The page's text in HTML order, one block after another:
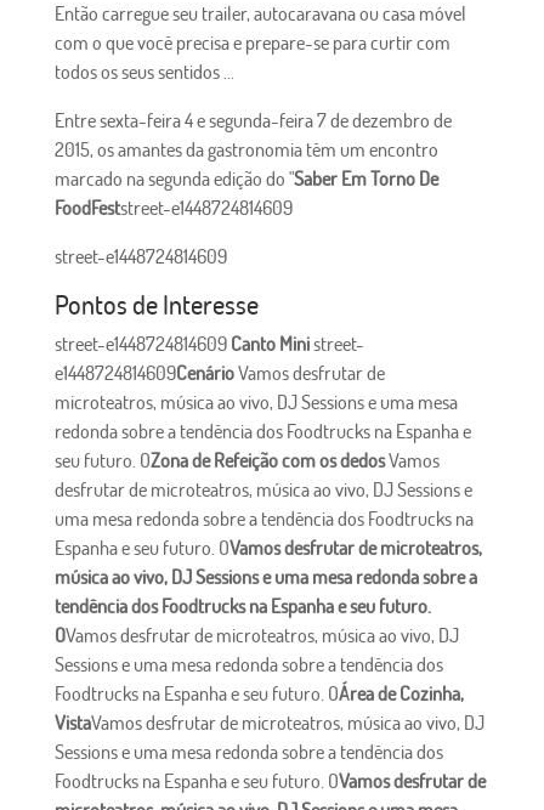
Então carregue seu trailer, autocaravana ou casa móvel
com o que você precisa e prepare-se para curtir com
todos os seus sentidos ...
Entre sexta-feira 4 e segunda-feira 7 de dezembro de
2015, os amantes da gastronomia têm um encontro
marcado na segunda edição do "Saber Em Torno De
FoodFeststreet-e1448724814609
street-e1448724814609
Pontos de Interesse
street-e1448724814609 Canto Ministreet-
e1448724814609CenárioVamos desfrutar de
microteatros, música ao vivo, DJ Sessions e uma mesa
redonda sobre a tendência dos Foodtrucks na Espanha e
seu futuro. OZona de Refeição com os dedosVamos
desfrutar de microteatros, música ao vivo, DJ Sessions e
uma mesa redonda sobre a tendência dos Foodtrucks na
Espanha e seu futuro. OVamos desfrutar de microteatros,
música ao vivo, DJ Sessions e uma mesa redonda sobre a
tendência dos Foodtrucks na Espanha e seu futuro.
OVamos desfrutar de microteatros, música ao vivo, DJ
Sessions e uma mesa redonda sobre a tendência dos
Foodtrucks na Espanha e seu futuro. OÁrea de Cozinha,
VistaVamos desfrutar de microteatros, música ao vivo, DJ
Sessions e uma mesa redonda sobre a tendência dos
Foodtrucks na Espanha e seu futuro. OVamos desfrutar de